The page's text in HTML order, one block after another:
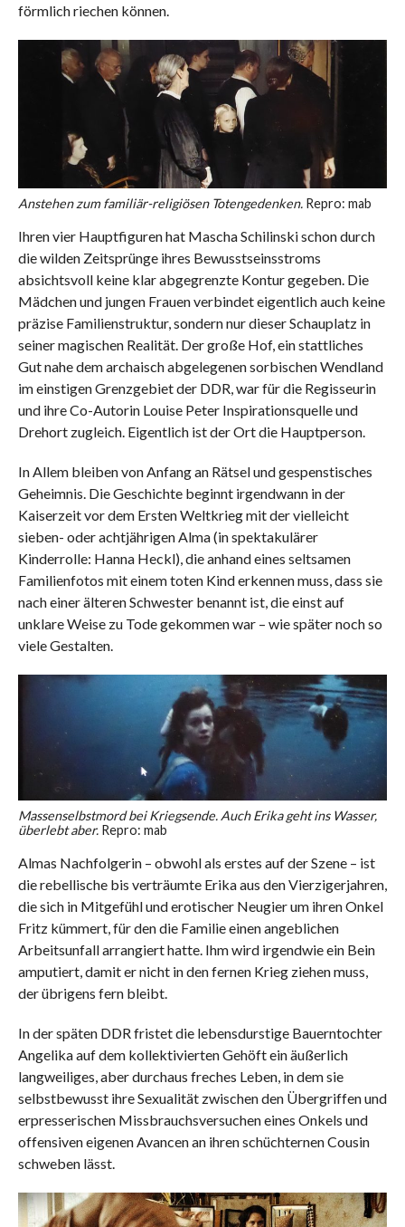
förmlich riechen können.
Anstehen zum familiär-religiösen Totengedenken.Repro: mab
Ihren vier Hauptfiguren hat Mascha Schilinski schon durch
die wilden Zeitsprünge ihres Bewusstseinsstroms
absichtsvoll keine klar abgegrenzte Kontur gegeben. Die
Mädchen und jungen Frauen verbindet eigentlich auch keine
präzise Familienstruktur, sondern nur dieser Schauplatz in
seiner magischen Realität. Der große Hof, ein stattliches
Gut nahe dem archaisch abgelegenen sorbischen Wendland
im einstigen Grenzgebiet der DDR, war für die Regisseurin
und ihre Co-Autorin Louise Peter Inspirationsquelle und
Drehort zugleich. Eigentlich ist der Ort die Hauptperson.
In Allem bleiben von Anfang an Rätsel und gespenstisches
Geheimnis. Die Geschichte beginnt irgendwann in der
Kaiserzeit vor dem Ersten Weltkrieg mit der vielleicht
sieben- oder achtjährigen Alma (in spektakulärer
Kinderrolle: Hanna Heckl), die anhand eines seltsamen
Familienfotos mit einem toten Kind erkennen muss, dass sie
nach einer älteren Schwester benannt ist, die einst auf
unklare Weise zu Tode gekommen war – wie später noch so
viele Gestalten.
Massenselbstmord bei Kriegsende. Auch Erika geht ins Wasser,
überlebt aber.Repro: mab
Almas Nachfolgerin – obwohl als erstes auf der Szene – ist
die rebellische bis verträumte Erika aus den Vierzigerjahren,
die sich in Mitgefühl und erotischer Neugier um ihren Onkel
Fritz kümmert, für den die Familie einen angeblichen
Arbeitsunfall arrangiert hatte. Ihm wird irgendwie ein Bein
amputiert, damit er nicht in den fernen Krieg ziehen muss,
der übrigens fern bleibt.
In der späten DDR fristet die lebensdurstige Bauerntochter
Angelika auf dem kollektivierten Gehöft ein äußerlich
langweiliges, aber durchaus freches Leben, in dem sie
selbstbewusst ihre Sexualität zwischen den Übergriffen und
erpresserischen Missbrauchsversuchen eines Onkels und
offensiven eigenen Avancen an ihren schüchternen Cousin
schweben lässt.